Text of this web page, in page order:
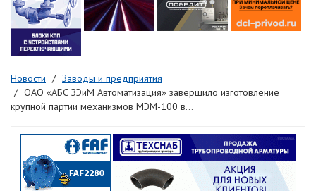
Новости
Заводы и предприятия
ОАО «АБС ЗЭиМ Автоматизация» завершило изготовление
крупной партии механизмов МЭМ-100 в...